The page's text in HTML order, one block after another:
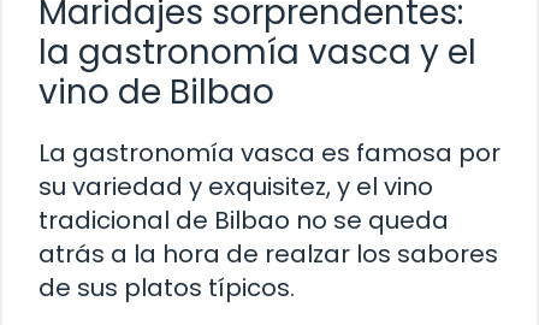
Maridajes sorprendentes:
la gastronomía vasca y el
vino de Bilbao
La gastronomía vasca es famosa por
su variedad y exquisitez, y el vino
tradicional de Bilbao no se queda
atrás a la hora de realzar los sabores
de sus platos típicos.